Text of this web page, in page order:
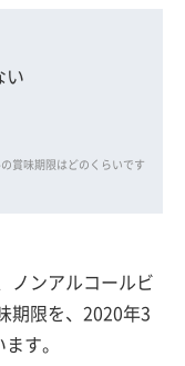
い
賞味期限はどのくらいです
ノンアルコールビ
期限を、2020年3
す。